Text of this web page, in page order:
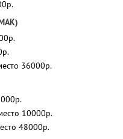
36000р.
10000р.
48000р.